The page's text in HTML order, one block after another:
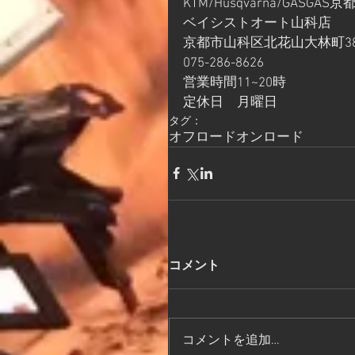
KTM/Husqvarna/GASGAS京
ベイシストオート山科店
京都市山科区北花山大林町
075-286-8626
営業時間11~20時
定休日　月曜日
タグ：
オフロードオンロード
コメント
コメントを追加…